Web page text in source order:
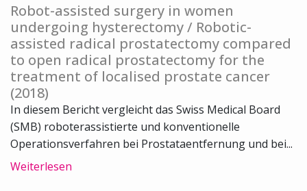
Robot-assisted surgery in women
undergoing hysterectomy / Robotic-
assisted radical prostatectomy compared
to open radical prostatectomy for the
treatment of localised prostate cancer
(2018)
In diesem Bericht vergleicht das Swiss Medical Board
(SMB) roboterassistierte und konventionelle
Operationsverfahren bei Prostataentfernung und bei...
Weiterlesen